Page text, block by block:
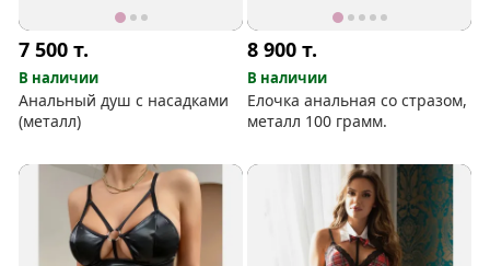
7 500т.
В наличии
Анальный душ с насадками
(металл)
8 900т.
В наличии
Елочка анальная со стразом,
металл 100 грамм.